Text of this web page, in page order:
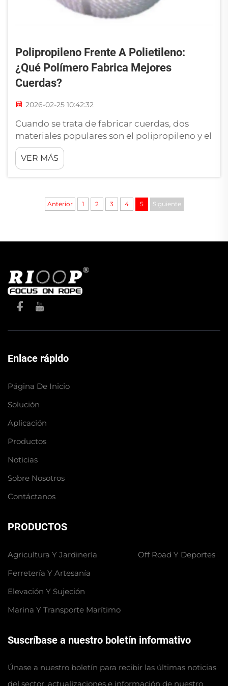
Polipropileno Frente A Polietileno:
¿qué Polímero Fabrica Mejores
Cuerdas?
2026-02-25 10:42:32
Cuando se trata de fabricar cuerdas, dos
materiales populares son el polipropileno y el
polietileno. Ambos son un tipo de plástico
denominado polímeros. Cada uno tiene sus
propias ventajas y desventajas. Elegir el
gran diferencia. RIOOP vende ambos tipos, s...
VER MÁS
Anterior 1 2 3 4 5 Siguiente
Enlace rápido
Página De Inicio
Solución
Aplicación
Productos
Noticias
Sobre Nosotros
Contáctanos
PRODUCTOS
Agricultura Y Jardinería
Ferretería Y Artesanía
Elevación Y Sujeción
Marina Y Transporte Marítimo
Off Road Y Deportes
Suscríbase a nuestro boletín informativo
Únase a nuestro boletín para recibir las últimas noticias
del sector, actualizaciones e información de nuestro